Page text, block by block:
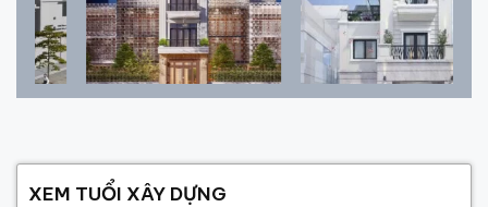
XEM TUỔI XÂY DỰNG